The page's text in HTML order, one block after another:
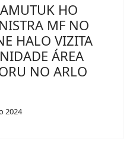
HO
MF NO
HALO VIZITA
ÁREA
NO ARLO
2024